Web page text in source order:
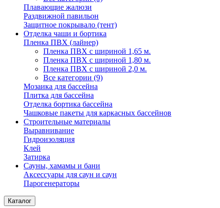
Плавающие жалюзи
Раздвижной павильон
Защитное покрывало (тент)
Отделка чаши и бортика
Пленка ПВХ (лайнер)
Пленка ПВХ с шириной 1,65 м.
Пленка ПВХ с шириной 1,80 м.
Пленка ПВХ с шириной 2,0 м.
Все категории (9)
Мозаика для бассейна
Плитка для бассейна
Отделка бортика бассейна
Чашковые пакеты для каркасных бассейнов
Строительные материалы
Выравнивание
Гидроизоляция
Клей
Затирка
Сауны, хамамы и бани
Аксессуары для саун и саун
Парогенераторы
Каталог